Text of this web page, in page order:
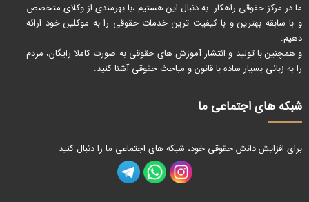
ما در مرکز حقوقی راهکار به دنبال این هستیم ،با بهرمندی از وکلای متخصص
و با سابقه بهترین و با کیفیت ترین خدمات حقوقی را به موکلین خود ارائه
دهیم.
و همچنین با تولید و انتشار آموزش های حقوقی به صورت کاملا رایگان، مردم
را به زبانی بسیار ساده با قانون و مباحث حقوقی آشنا کنید.
شبکه های اجتماعی ما
برای افزایش دانش حقوقی خود، شبکه های اجتماعی ما را دنبال کنید